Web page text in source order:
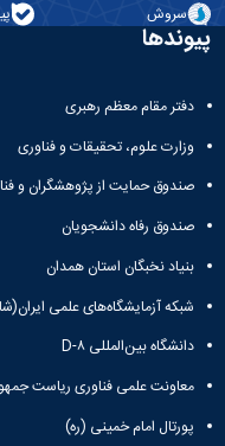
سروش
پیوندها
دفتر مقام معظم رهبری
وزارت علوم، تحقیقات و فناوری
صندوق حمایت از پژوهشگران و
صندوق رفاه دانشجویان
بنیاد نخبگان استان همدان
شبکه آزمایشگاه‌های علمی
دانشگاه بین‌المللی D-۸
معاونت علمی فناوری ریاست
پورتال امام خمینی (ره)